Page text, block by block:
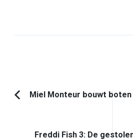
Bericht
Vorig
Miel Monteur bouwt boten
Freddi Fish 3: De